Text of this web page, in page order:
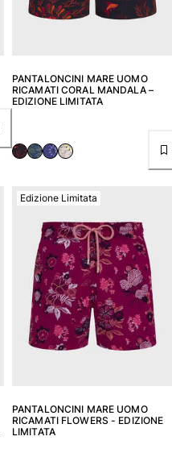
PANTALONCINI MARE UOMO
RICAMATI CORAL MANDALA –
EDIZIONE LIMITATA
PANTALONCINI MARE UOMO
RICAMATI FLOWERS - EDIZIONE
LIMITATA
Edizione Limitata